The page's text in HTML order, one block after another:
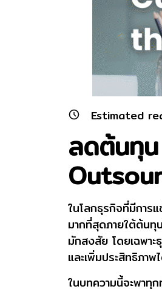
Estimated
ลดต้นทุ
ในโลกธุรกิจที่มีการ
มากที่สุดภายใต้ต้นทุ
มักสงสัย โดยเฉพาะ
และเพิ่มประสิทธิภา
ในบทความนี้จะพาทุ